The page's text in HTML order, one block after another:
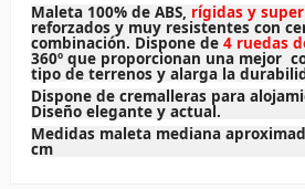
Maleta 100% de ABS, rígidas y
reforzados y muy resistentes con
combinación. Dispone de 4 ruedas
360º que proporcionan una mejor
tipo de terrenos y alarga la
Dispone de cremalleras para
Diseño elegante y actual.
Medidas maleta mediana
cm